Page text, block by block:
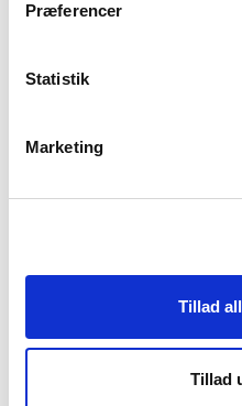
Præferencer
Statistik
Marketing
Tillad
Tillad
Et
29